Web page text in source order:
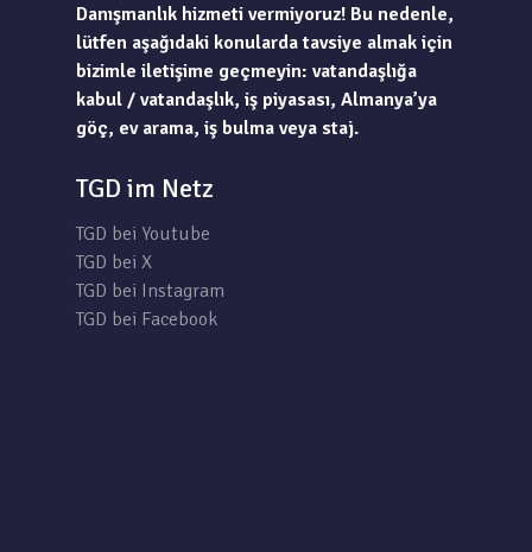
Danışmanlık hizmeti vermiyoruz! Bu nedenle,
lütfen aşağıdaki konularda tavsiye almak için
bizimle iletişime geçmeyin: vatandaşlığa
kabul / vatandaşlık, iş piyasası, Almanya’ya
göç, ev arama, iş bulma veya staj.
TGD im Netz
TGD bei Youtube
TGD bei X
TGD bei Instagram
TGD bei Facebook